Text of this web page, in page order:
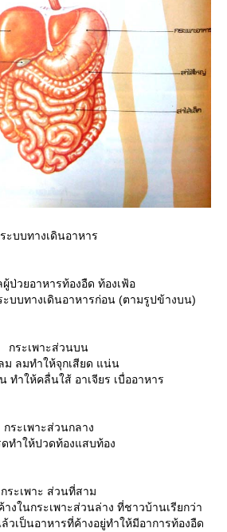
ระบบทางเดินอาหาร
ป่วยอาหารท้องอืด ท้องเฟ้อ
ะบบทางเดินอาหารก่อน (ตามรูปข้างบน)
กระเพาะส่วนบน
ม ลมทำให้จุกเสียด แน่น
ทำให้คลื่นใส้ อาเจียร เบื่ออาหาร
กระเพาะส่วนกลาง
ทำให้ปวดท้องแสบท้อง
กระเพาะ ส่วนที่สาม
งในกระเพาะส่วนล่าง ที่ชาวบ้านเรียกว่า
วเป็นอาหารที่ค้างอยู่ทำให้มีอาการท้องอืด